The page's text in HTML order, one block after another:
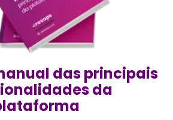
das principais
da